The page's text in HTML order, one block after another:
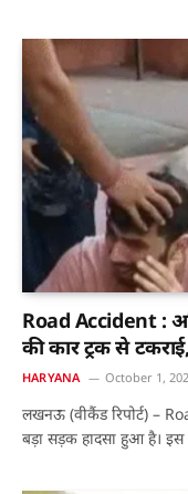
Road Accident :
की कार ट्रक से
HARYANA October 1,
लखनऊ (वीकैंड रिपोर्ट) –
बड़ा सड़क हादसा हुआ है।